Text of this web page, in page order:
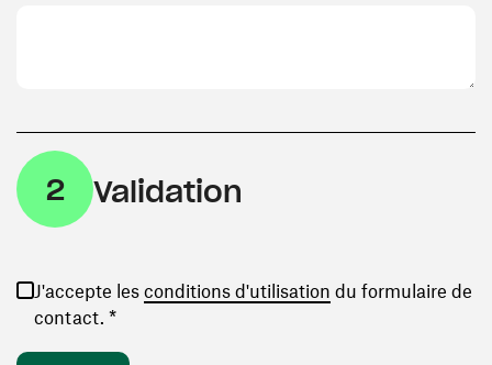
2 Validation
J'accepte les conditions d'utilisation (ouvre une
du formulaire de
contact. *